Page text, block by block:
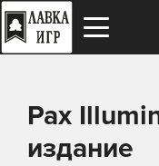
Pax
издание